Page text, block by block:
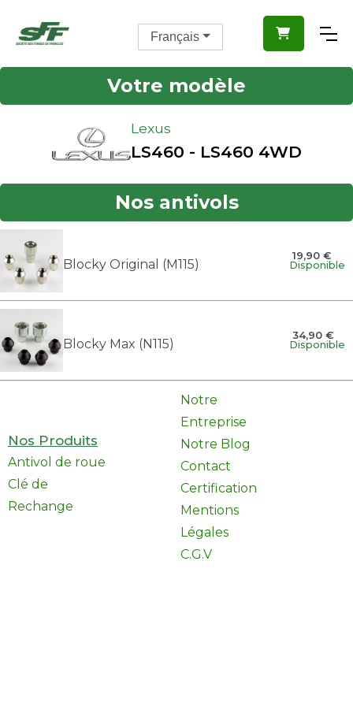

Votre modèle
Lexus
LS460 - LS460 4WD
Nos antivols
Blocky Original (M115)
19,90 €
Disponible
Blocky Max (N115)
34,90 €
Disponible
Nos Produits
Antivol de roue
Clé de
Rechange
Notre
Entreprise
Notre Blog
Contact
Certification
Mentions
Légales
C.G.V
Français